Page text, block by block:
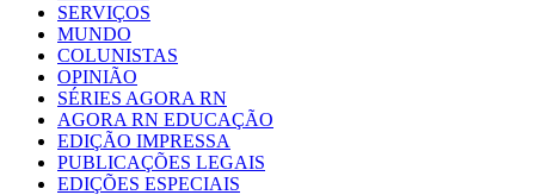
SERVIÇOS
MUNDO
COLUNISTAS
OPINIÃO
SÉRIES AGORA RN
AGORA RN EDUCAÇÃO
EDIÇÃO IMPRESSA
PUBLICAÇÕES LEGAIS
EDIÇÕES ESPECIAIS